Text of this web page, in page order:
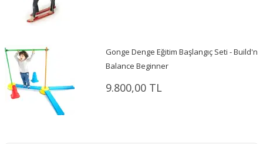
Gonge Denge Eğitim Başlangıç Seti - Build'n
Balance Beginner
9.800,00 TL